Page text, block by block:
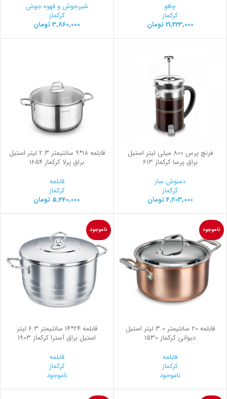
چاقو
کرکماز
21,223,000 تومان
شیرجوش و قهوه جوش
کرکماز
3,860,000 تومان
فرنچ پرس 800 میلی لیتر استیل
براق پرسا کرکماز 613
دمنوش ساز
کرکماز
4,203,000 تومان
قابلمه 18*9 سانتیمتر 2.3 لیتر استیل
براق پرلا کرکماز 1654
قابلمه
کرکماز
5,440,000 تومان
ناموجود
قابلمه 20 سانتیمتر 3.0 لیتر استیل
ديواني کرکماز 1530
قابلمه
کرکماز
ناموجود
ناموجود
قابلمه 24*14 سانتیمتر 6.3 لیتر
استیل براق آسترا کرکماز 1903
قابلمه
کرکماز
ناموجود